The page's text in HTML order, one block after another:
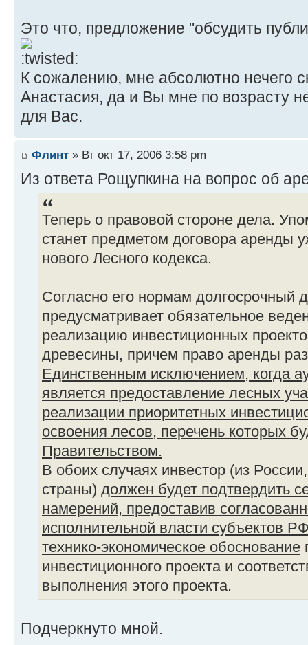
Это что, предложение "обсудить
К сожалению, мне абсолютно нечего
Анастасия, да и Вы мне по возрасту
для Вас.
Флинт » Вт окт 17, 2006 3:58 pm
Из ответа Рощупкина на вопрос об
Теперь о правовой стороне дела.
станет предметом договора аренды
нового Лесного кодекса.
Согласно его нормам долгосрочный
предусматривает обязательное
реализацию инвестиционных
древесины, причем право аренды
Единственным исключением, когда
является предоставление лесных
реализации приоритетных
освоения лесов, перечень которых
Правительством.
В обоих случаях инвестор (из
страны) должен будет подтвердить
намерений, предоставив
исполнительной власти субъектов
технико-экономическое обоснование
инвестиционного проекта и
выполнения этого проекта.
Подчеркнуто мной.